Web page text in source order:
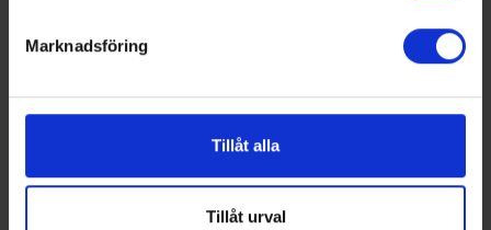
Vi använder enhetsidentifierare för att anpassa innehållet
för sociala medier och analysera vår trafik. Vi
vidarebefordrar även sådana identifierare och annan
annons- och analysföretag som vi samarbetar med.
Dessa kan i sin tur kombinera informationen med annan
Marknadsföring
Tillåt alla
Tillåt urval